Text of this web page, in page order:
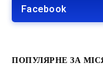
Facebook
ПОПУЛЯРНЕ ЗА